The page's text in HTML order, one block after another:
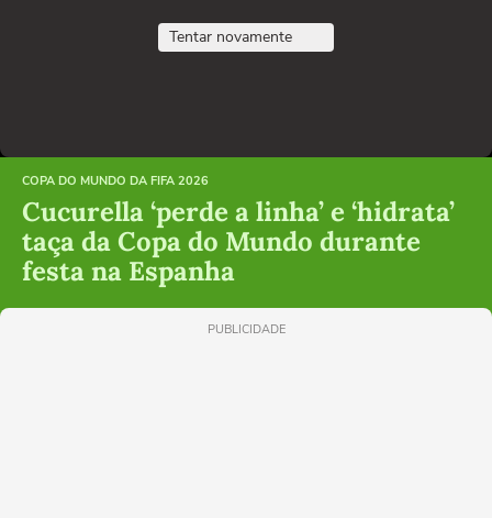
Tentar novamente
COPA DO MUNDO DA FIFA 2026
Cucurella ‘perde a linha’ e ‘hidrata’
taça da Copa do Mundo durante
festa na Espanha
PUBLICIDADE